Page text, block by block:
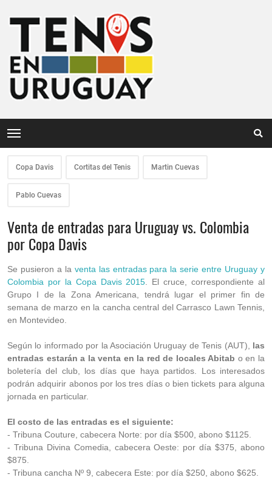
Copa Davis Cortitas del Tenis Martin Cuevas
Pablo Cuevas
Venta de entradas para Uruguay vs. Colombia
por Copa Davis
Se pusieron a la venta las entradas para la serie entre Uruguay y
Colombia por la Copa Davis 2015 . El cruce, correspondiente al
Grupo I de la Zona Americana, tendrá lugar el primer fin de
semana de marzo en la cancha central del Carrasco Lawn Tennis,
en Montevideo.
Según lo informado por la Asociación Uruguay de Tenis (AUT), las
entradas estarán a la venta en la red de locales Abitab o en la
boletería del club, los días que haya partidos. Los interesados
podrán adquirir abonos por los tres días o bien tickets para alguna
jornada en particular.
El costo de las entradas es el siguiente:
- Tribuna Couture, cabecera Norte: por día $500, abono $1125.
- Tribuna Divina Comedia, cabecera Oeste: por día $375, abono
$875.
- Tribuna cancha Nº 9, cabecera Este: por día $250, abono $625.